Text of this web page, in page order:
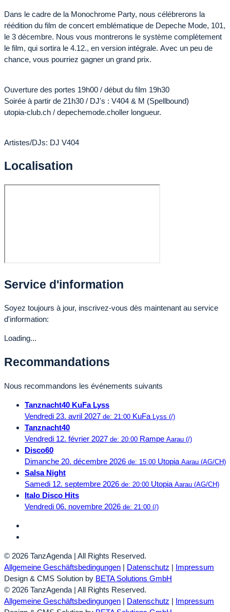
Dans le cadre de la Monochrome Party, nous célébrerons la
réédition du film de concert emblématique de Depeche Mode, 101,
le 3 décembre. Nous vous montrerons le système complètement
le film, qui sortira le 4.12., en version intégrale. Avec un peu de
chance, vous pourriez gagner un grand prix.
Ouverture des portes 19h00 / début du film 19h30
Soirée à partir de 21h30 / DJ's : V404 & M (Spellbound)
utopia-club.ch / depechemode.choller longueur.
Artistes/DJs: DJ V404
Localisation
Service d'information
Soyez toujours à jour, inscrivez-vous dès maintenant au service
d'information:
Loading...
Recommandations
Nous recommandons les événements suivants
Tanznacht40 KuFa Lyss
Vendredi 23. avril 2027 de: 21:00 KuFa Lyss (/)
Tanznacht40
Vendredi 12. février 2027 de: 20:00 Rampe Aarau (/)
Disco60
Dimanche 20. décembre 2026 de: 15:00 Utopia Aarau (AG/CH)
Salsa Night
Samedi 12. septembre 2026 de: 20:00 Utopia Aarau (AG/CH)
Italo Disco Hits
Vendredi 06. novembre 2026 de: 21:00 (/)
© 2026 TanzAgenda | All Rights Reserved.
Allgemeine Geschäftsbedingungen | Datenschutz | Impressum
Design & CMS Solution by BETA Solutions GmbH
© 2026 TanzAgenda | All Rights Reserved.
Allgemeine Geschäftsbedingungen | Datenschutz | Impressum